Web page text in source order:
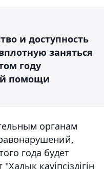
и доступность
заняться
году
помощи
органам
года будет
қауіпсіздігін